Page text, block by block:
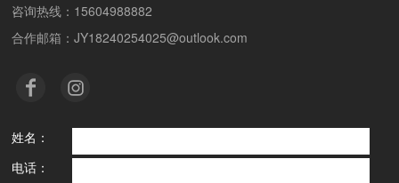
咨询热线：15604988882
合作邮箱：JY18240254025@outlook.com
姓名：
电话：